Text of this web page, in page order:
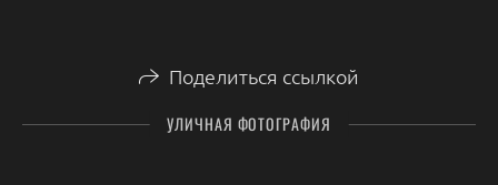
Поделиться ссылкой
УЛИЧНАЯ ФОТОГРАФИЯ